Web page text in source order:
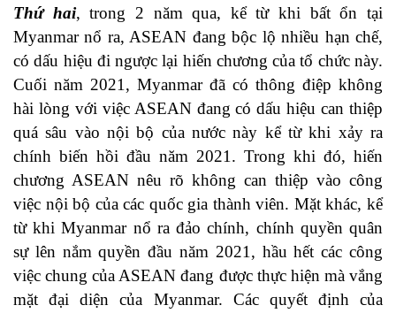
Thứ hai, trong 2 năm qua, kể từ khi bất ổn tại
Myanmar nổ ra, ASEAN đang bộc lộ nhiều hạn chế,
có dấu hiệu đi ngược lại hiến chương của tổ chức này.
Cuối năm 2021, Myanmar đã có thông điệp không
hài lòng với việc ASEAN đang có dấu hiệu can thiệp
quá sâu vào nội bộ của nước này kể từ khi xảy ra
chính biến hồi đầu năm 2021. Trong khi đó, hiến
chương ASEAN nêu rõ không can thiệp vào công
việc nội bộ của các quốc gia thành viên. Mặt khác, kể
từ khi Myanmar nổ ra đảo chính, chính quyền quân
sự lên nắm quyền đầu năm 2021, hầu hết các công
việc chung của ASEAN đang được thực hiện mà vắng
mặt đại diện của Myanmar. Các quyết định của